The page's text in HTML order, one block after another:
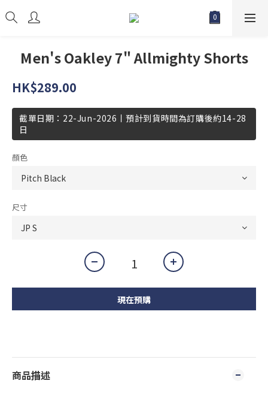
Men's Oakley 7" Allmighty Shorts
HK$289.00
截單日期：22-Jun-2026丨預計到貨時間為訂購後約14-28
日
顏色
尺寸
現在預購
商品描述